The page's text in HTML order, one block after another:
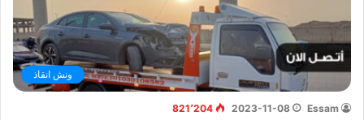
ونش انقاذ
Essam
2023-11-08 821٬204